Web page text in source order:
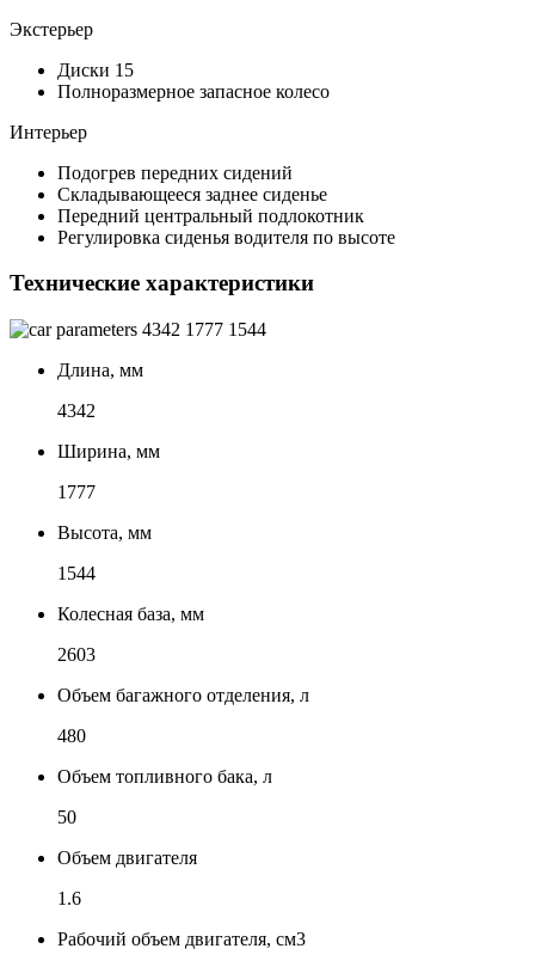
Экстерьер
Диски 15
Полноразмерное запасное колесо
Интерьер
Подогрев передних сидений
Складывающееся заднее сиденье
Передний центральный подлокотник
Регулировка сиденья водителя по высоте
Технические характеристики
4342 1777 1544
Длина, мм
4342
Ширина, мм
1777
Высота, мм
1544
Колесная база, мм
2603
Объем багажного отделения, л
480
Объем топливного бака, л
50
Объем двигателя
1.6
Рабочий объем двигателя, см3